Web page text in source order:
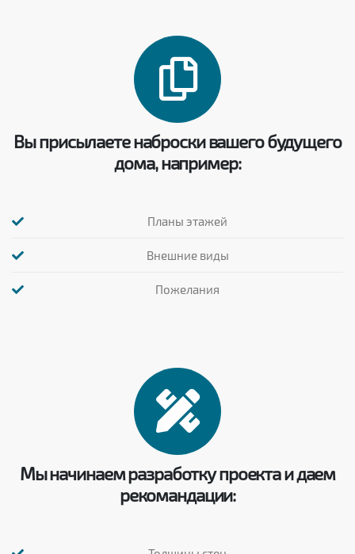
Вы присылаете наброски вашего будущего
дома, например:
Планы этажей
Внешние виды
Пожелания
Мы начинаем разработку проекта и даем
рекомандации: